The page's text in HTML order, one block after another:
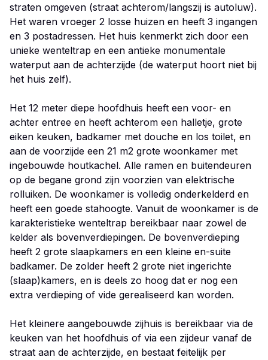
straten omgeven (straat achterom/langszij is autoluw).
Het waren vroeger 2 losse huizen en heeft 3 ingangen
en 3 postadressen. Het huis kenmerkt zich door een
unieke wenteltrap en een antieke monumentale
waterput aan de achterzijde (de waterput hoort niet bij
het huis zelf).
Het 12 meter diepe hoofdhuis heeft een voor- en
achter entree en heeft achterom een halletje, grote
eiken keuken, badkamer met douche en los toilet, en
aan de voorzijde een 21 m2 grote woonkamer met
ingebouwde houtkachel. Alle ramen en buitendeuren
op de begane grond zijn voorzien van elektrische
rolluiken. De woonkamer is volledig onderkelderd en
heeft een goede stahoogte. Vanuit de woonkamer is de
karakteristieke wenteltrap bereikbaar naar zowel de
kelder als bovenverdiepingen. De bovenverdieping
heeft 2 grote slaapkamers en een kleine en-suite
badkamer. De zolder heeft 2 grote niet ingerichte
(slaap)kamers, en is deels zo hoog dat er nog een
extra verdieping of vide gerealiseerd kan worden.
Het kleinere aangebouwde zijhuis is bereikbaar via de
keuken van het hoofdhuis of via een zijdeur vanaf de
straat aan de achterzijde, en bestaat feitelijk per